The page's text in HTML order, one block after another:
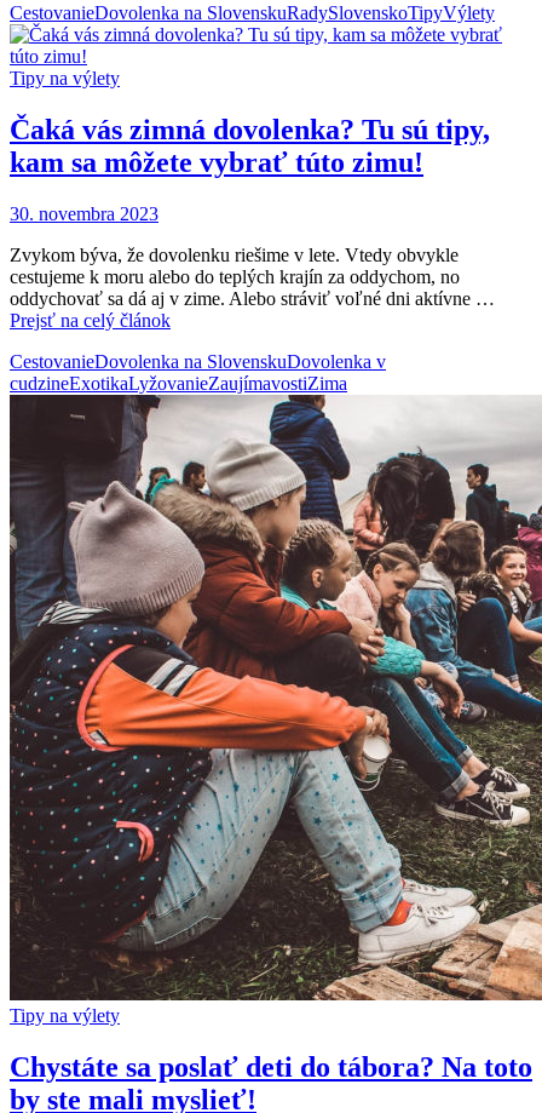
CestovanieDovolenka na SlovenskuRadySlovenskoTipyVýlety
Tipy na výlety
Čaká vás zimná dovolenka? Tu sú tipy,
kam sa môžete vybrať túto zimu!
30. novembra 2023
Zvykom býva, že dovolenku riešime v lete. Vtedy obvykle
cestujeme k moru alebo do teplých krajín za oddychom, no
oddychovať sa dá aj v zime. Alebo stráviť voľné dni aktívne …
Prejsť na celý článok
CestovanieDovolenka na SlovenskuDovolenka v
cudzineExotikaLyžovanieZaujímavostiZima
Tipy na výlety
Chystáte sa poslať deti do tábora? Na toto
by ste mali myslieť!